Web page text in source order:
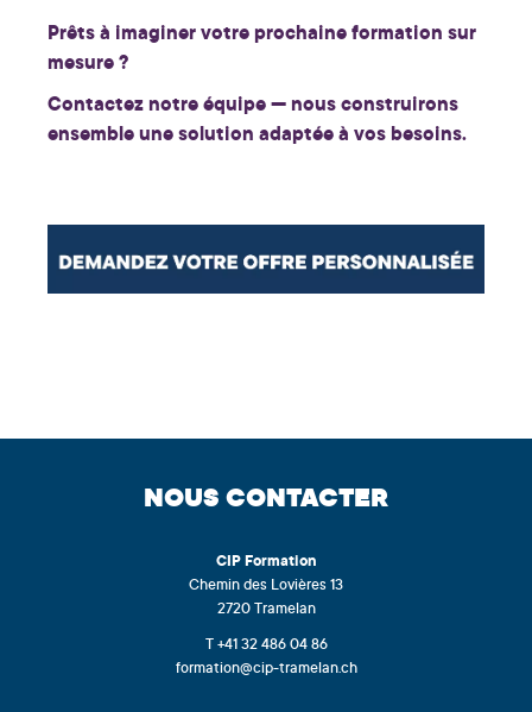
Prêts à imaginer votre prochaine formation sur
mesure ?
Contactez notre équipe — nous construirons
ensemble une solution adaptée à vos besoins.
NOUS CONTACTER
CIP Formation
Chemin des Lovières 13
2720 Tramelan
T +41 32 486 04 86
formation@cip-tramelan.ch